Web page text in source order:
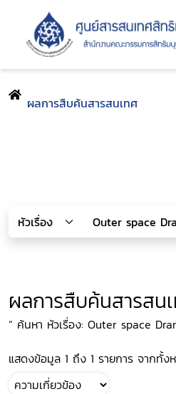
ผลการสืบค้นสารสนเทศ
ผลการสืบค้นสารสน
“ ค้นหา หัวเรื่อง: Outer space
แสดงข้อมูล 1 ถึง 1 รายการ จากทั้ง